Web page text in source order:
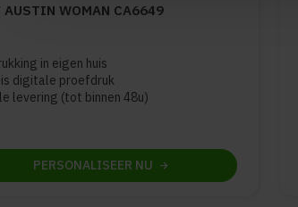
AUSTIN WOMAN CA6649
in eigen huis
digitale proefdruk
levering (tot binnen 48u)
PERSONALISEER NU